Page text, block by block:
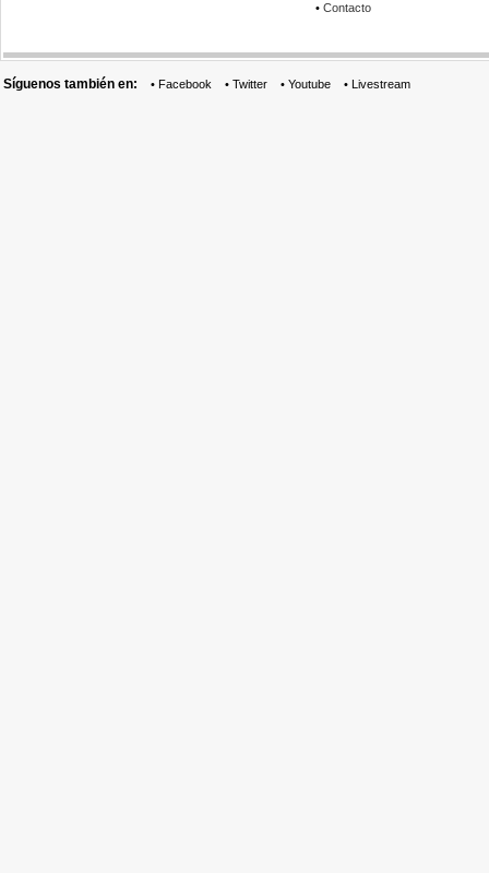
• Contacto
Síguenos también en: • Facebook • Twitter • Youtube • Livestream